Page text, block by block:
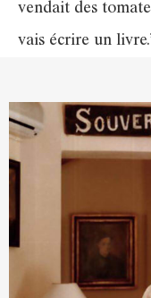
vendait des
vais écrire un